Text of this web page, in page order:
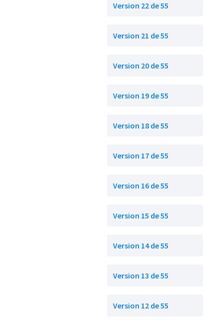
Version 22 de 55
Version 21 de 55
Version 20 de 55
Version 19 de 55
Version 18 de 55
Version 17 de 55
Version 16 de 55
Version 15 de 55
Version 14 de 55
Version 13 de 55
Version 12 de 55